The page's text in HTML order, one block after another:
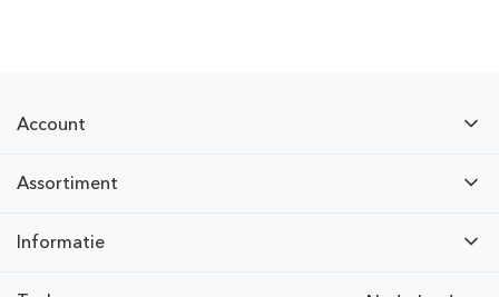
Account
Assortiment
Informatie